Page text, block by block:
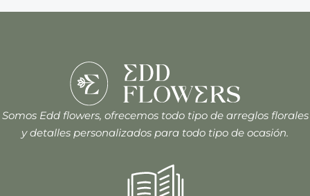
Somos Edd flowers, ofrecemos todo tipo de arreglos florales
y detalles personalizados para todo tipo de ocasión.